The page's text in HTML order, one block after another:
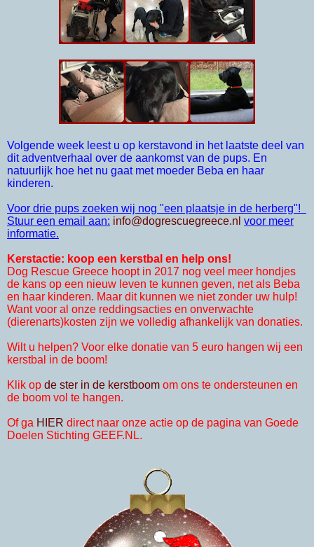
Volgende week leest u op kerstavond in het laatste deel van
dit adventverhaal over de aankomst van de pups. En
natuurlijk hoe het nu gaat met moeder Beba en haar
kinderen.
Voor drie pups zoeken wij nog "een plaatsje in de herberg"!
Stuur een email aan: info@dogrescuegreece.nl voor meer
informatie.
Kerstactie: koop een kerstbal en help ons!
Dog Rescue Greece hoopt in 2017 nog veel meer hondjes
de kans op een nieuw leven te kunnen geven, net als Beba
en haar kinderen. Maar dit kunnen we niet zonder uw hulp!
Want voor al onze reddingsacties en onverwachte
(dierenarts)kosten zijn we volledig afhankelijk van donaties.
Wilt u helpen? Voor elke donatie van 5 euro hangen wij een
kerstbal in de boom!
Klik op de ster in de kerstboom om ons te ondersteunen en
de boom vol te hangen.
Of ga HIER direct naar onze actie op de pagina van Goede
Doelen Stichting GEEF.NL.